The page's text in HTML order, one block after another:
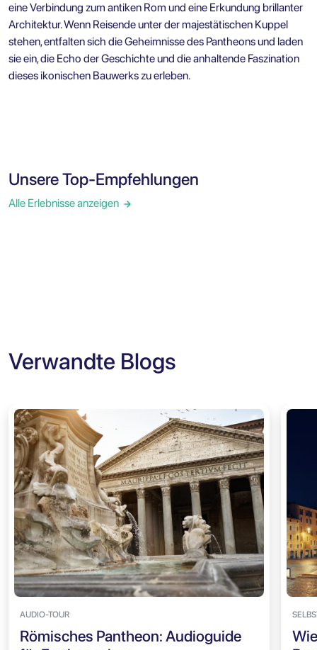
eine Verbindung zum antiken Rom und eine Erkundung brillanter
Architektur. Wenn Reisende unter der majestätischen Kuppel
stehen, entfalten sich die Geheimnisse des Pantheons und laden
sie ein, die Echo der Geschichte und die anhaltende Faszination
dieses ikonischen Bauwerks zu erleben.
Unsere Top-Empfehlungen
Alle Erlebnisse anzeigen
Verwandte Blogs
AUDIO-TOUR
Römisches Pantheon: Audioguide